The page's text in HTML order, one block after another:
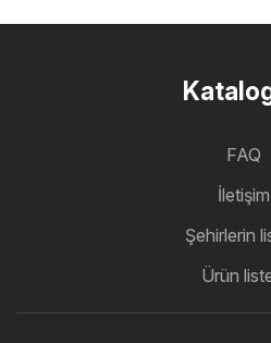
FAQ
İletişim
Şehirlerin
Ürün